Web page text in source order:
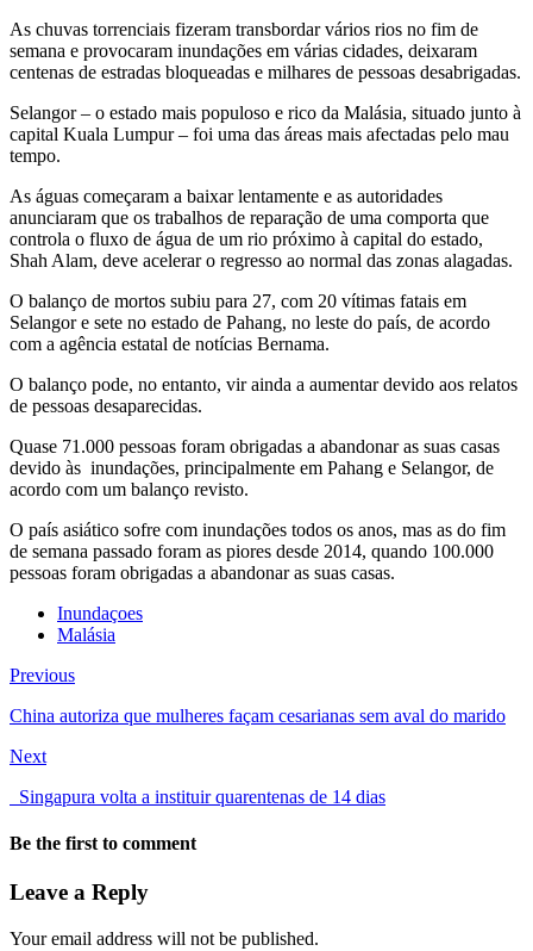
As chuvas torrenciais fizeram transbordar vários rios no fim de
semana e provocaram inundações em várias cidades, deixaram
centenas de estradas bloqueadas e milhares de pessoas desabrigadas.
Selangor – o estado mais populoso e rico da Malásia, situado junto à
capital Kuala Lumpur – foi uma das áreas mais afectadas pelo mau
tempo.
As águas começaram a baixar lentamente e as autoridades
anunciaram que os trabalhos de reparação de uma comporta que
controla o fluxo de água de um rio próximo à capital do estado,
Shah Alam, deve acelerar o regresso ao normal das zonas alagadas.
O balanço de mortos subiu para 27, com 20 vítimas fatais em
Selangor e sete no estado de Pahang, no leste do país, de acordo
com a agência estatal de notícias Bernama.
O balanço pode, no entanto, vir ainda a aumentar devido aos relatos
de pessoas desaparecidas.
Quase 71.000 pessoas foram obrigadas a abandonar as suas casas
devido às inundações, principalmente em Pahang e Selangor, de
acordo com um balanço revisto.
O país asiático sofre com inundações todos os anos, mas as do fim
de semana passado foram as piores desde 2014, quando 100.000
pessoas foram obrigadas a abandonar as suas casas.
Inundaçoes
Malásia
Previous
China autoriza que mulheres façam cesarianas sem aval do marido
Next
Singapura volta a instituir quarentenas de 14 dias
Be the first to comment
Leave a Reply
Your email address will not be published.